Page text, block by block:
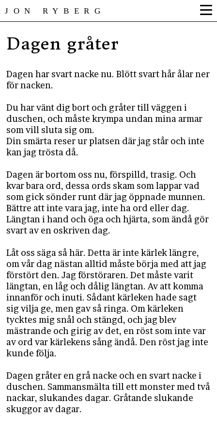
JON RYBERG
Dagen gråter
Dagen har svart nacke nu. Blött svart hår ålar ner
för nacken.
Du har vänt dig bort och gråter till väggen i
duschen, och måste krympa undan mina armar
som vill sluta sig om.
Din smärta reser ur platsen där jag står och inte
kan jag trösta då.
Dagen är bortom oss nu, förspilld, trasig. Och
kvar bara ord, dessa ords skam som lappar vad
som gick sönder runt där jag öppnade munnen.
Bättre att inte vara jag, inte ha ord eller dag.
Längtan i hand och öga och hjärta, som ändå gör
svart av en oskriven dag.
Låt oss säga så här. Detta är inte kärlek längre,
om vår dag nästan alltid måste börja med att jag
förstört den. Jag förstöraren. Det måste varit
längtan, en låg och dålig längtan. Av att komma
innanför och inuti. Sådant kärleken hade sagt
sig vilja ge, men gav så ringa. Om kärleken
tycktes mig snål och stängd, och jag blev
mästrande och girig av det, en röst som inte var
av ord var kärlekens sång ändå. Den röst jag inte
kunde följa.
Dagen gråter en grå nacke och en svart nacke i
duschen. Sammansmälta till ett monster med två
nackar, slukandes dagar. Gråtande slukande
skuggor av dagar.